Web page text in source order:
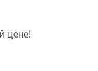
цене!